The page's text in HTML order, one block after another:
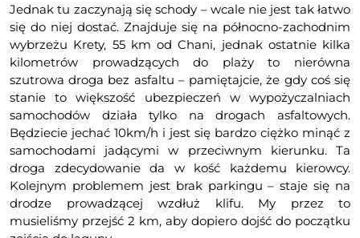
Jednak tu zaczynają się schody – wcale nie jest tak łatwo
się do niej dostać. Znajduje się na północno-zachodnim
wybrzeżu Krety, 55 km od Chani, jednak ostatnie kilka
kilometrów prowadzących do plaży to nierówna
szutrowa droga bez asfaltu – pamiętajcie, że gdy coś się
stanie to większość ubezpieczeń w wypożyczalniach
samochodów działa tylko na drogach asfaltowych.
Będziecie jechać 10km/h i jest się bardzo ciężko minąć z
samochodami jadącymi w przeciwnym kierunku. Ta
droga zdecydowanie da w kość każdemu kierowcy.
Kolejnym problemem jest brak parkingu – staje się na
drodze prowadzącej wzdłuż klifu. My przez to
musieliśmy przejść 2 km, aby dopiero dojść do początku